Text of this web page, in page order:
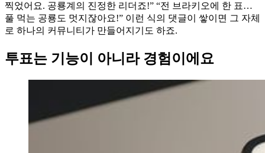
찍었어요. 공룡계의 진정한 리더죠!” “전 브라키오에 한 표…
풀 먹는 공룡도 멋지잖아요!” 이런 식의 댓글이 쌓이면 그 자체
로 하나의 커뮤니티가 만들어지기도 하죠.
투표는 기능이 아니라 경험이에요